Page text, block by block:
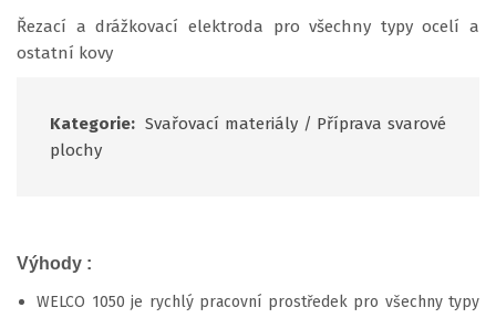
Řezací a drážkovací elektroda pro všechny typy ocelí a
ostatní kovy
Kategorie: Svařovací materiály / Příprava svarové
plochy
Výhody :
WELCO 1050 je rychlý pracovní prostředek pro všechny typy